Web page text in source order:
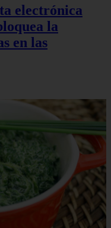
electrónica
la
en las